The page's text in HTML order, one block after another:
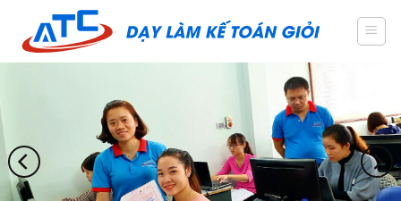
content